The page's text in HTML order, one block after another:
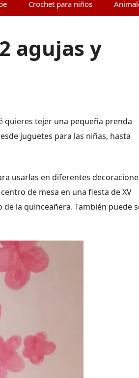
Crochet para niños
agujas y
quieres tejer una pequeña prenda
juguetes para las niñas, hasta
usarlas en diferentes
de mesa en una fiesta de XV
la quinceañera. También puede